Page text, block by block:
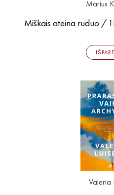
Marius
Miškais ateina ruduo /
Valeria